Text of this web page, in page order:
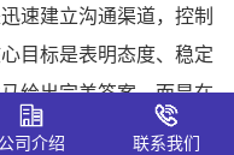
速建立沟通渠道，控制
目标是表明态度、稳定
给出完美答案，而是在
题的态度，以及做出声
公司介绍 联系我们